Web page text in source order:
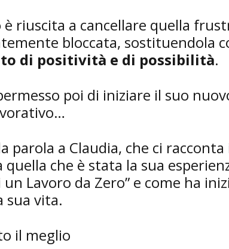
riuscita a cancellare quella
bloccata, sostituendola
di positività e di possibilità.
poi di iniziare il suo
parola a Claudia, che ci
che è stata la sua
un Lavoro da Zero” e come ha
sua vita.
il meglio